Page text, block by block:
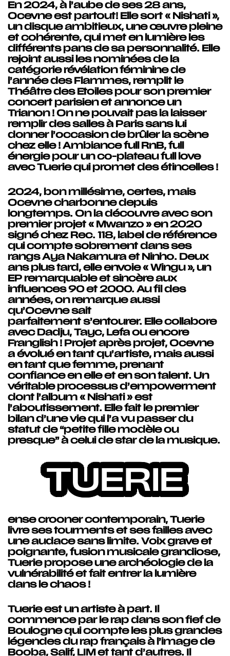
En 2024, à l’aube de ses 28 ans,
Ocevne est partout! Elle sort « Nishati »,
un disque ambitieux, une œuvre pleine
et cohérente, qui met en lumière les
différents pans de sa personnalité. Elle
rejoint aussi les nominées de la
catégorie révélation féminine de
l’année des Flammes, remplit le
Théâtre des Etoiles pour son premier
concert parisien et annonce un
Trianon ! On ne pouvait pas la laisser
remplir des salles à Paris sans lui
donner l’occasion de brûler la scène
chez elle ! Ambiance full RnB, full
énergie pour un co-plateau full love
avec Tuerie qui promet des étincelles !
2024, bon millésime, certes, mais
Ocevne charbonne depuis
longtemps. On la découvre avec son
premier projet « Mwanzo » en 2020
signé chez Rec. 118, label de référence
qui compte sobrement dans ses
rangs Aya Nakamura et Ninho. Deux
ans plus tard, elle envoie « Wingu », un
EP remarquable et sincère aux
influences 90 et 2000. Au fil des
années, on remarque aussi
qu’Ocevne sait
parfaitement s’entourer. Elle collabore
avec Dadju, Tayc, Lefa ou encore
Franglish ! Projet après projet, Ocevne
a évolué en tant qu’artiste, mais aussi
en tant que femme, prenant
confiance en elle et en son talent. Un
véritable processus d’empowerment
dont l’album « Nishati » est
l’aboutissement. Elle fait le premier
bilan d’une vie qui l’a vu passer du
statut de “petite fille modèle ou
presque” à celui de star de la musique.
TUERIE
ense crooner contemporain, Tuerie
livre ses tourments et ses failles avec
une audace sans limite. Voix grave et
poignante, fusion musicale grandiose,
Tuerie propose une archéologie de la
vulnérabilité et fait entrer la lumière
dans le chaos !
Tuerie est un artiste à part. Il
commence par le rap dans son fief de
Boulogne qui compte les plus grandes
légendes du rap français à l’image de
Booba, Salif, LIM et tant d’autres. Il